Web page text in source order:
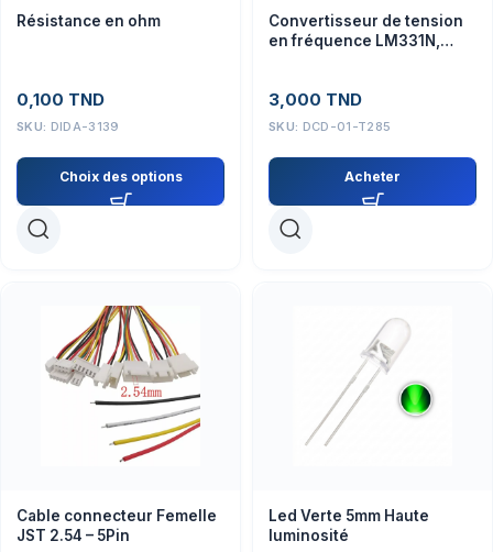
Résistance en ohm
0,100 TND
SKU: DIDA-3139
Choix des options
Convertisseur de tension
en fréquence LM331N,
3,000 TND
SKU: DCD-01-T285
Acheter
Cable connecteur Femelle
JST 2.54 – 5Pin
Led Verte 5mm Haute
luminosité